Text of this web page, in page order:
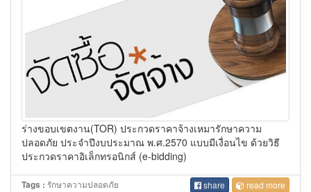
ร่างขอบเขตงาน(TOR) ประกวดราคาจ้างเหมารักษาความ
ปลอดภัย ประจำปีงบประมาณ พ.ศ.2570 แบบมีเงื่อนไข ด้วยวิธี
ประกวดราคาอิเล็กทรอนิกส์ (e-bidding)
Tags : รักษาความปลอดภัย share read more